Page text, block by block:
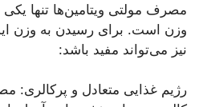
مصرف مولتی ویتامین‌ها تنها
وزن است. برای رسیدن به وزن
نیز می‌تواند مفید باشد:
رژیم غذایی متعادل و پرکالری: